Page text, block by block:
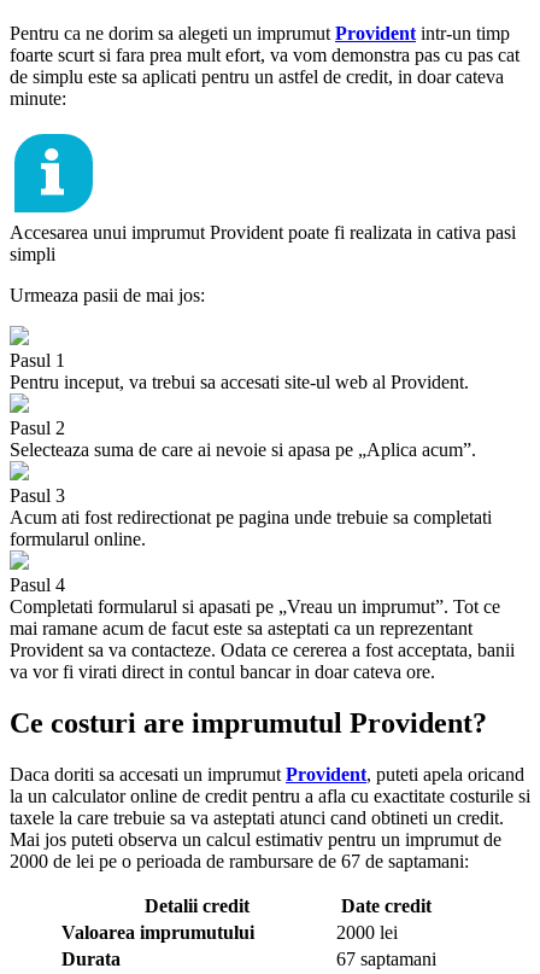
Pentru ca ne dorim sa alegeti un imprumutProvidentintr-un timp
foarte scurt si fara prea mult efort, va vom demonstra pas cu pas cat
de simplu este sa aplicati pentru un astfel de credit, in doar cateva
minute:
Accesarea unui imprumut Provident poate fi realizata in cativa pasi
simpli
Urmeaza pasii de mai jos:
Pasul 1
Pentru inceput, va trebui sa accesati site-ul web al Provident.
Pasul 2
Selecteaza suma de care ai nevoie si apasa pe „Aplica acum”.
Pasul 3
Acum ati fost redirectionat pe pagina unde trebuie sa completati
formularul online.
Pasul 4
Completati formularul si apasati pe „Vreau un imprumut”. Tot ce
mai ramane acum de facut este sa asteptati ca un reprezentant
Provident sa va contacteze. Odata ce cererea a fost acceptata, banii
va vor fi virati direct in contul bancar in doar cateva ore.
Ce costuri are imprumutul Provident?
Daca doriti sa accesati un imprumut Provident, puteti apela oricand
la un calculator online de credit pentru a afla cu exactitate costurile si
taxele la care trebuie sa va asteptati atunci cand obtineti un credit.
Mai jos puteti observa un calcul estimativ pentru un imprumut de
2000 de lei pe o perioada de rambursare de 67 de saptamani:
Detalii credit
Date credit
Valoarea imprumutului
2000 lei
Durata
67 saptamani